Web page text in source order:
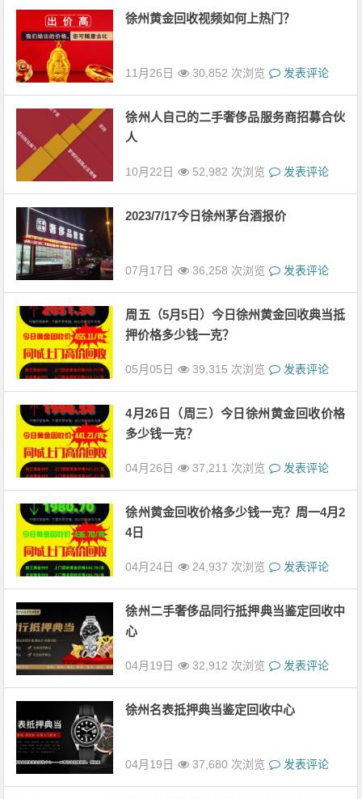
徐州黄金回收视频如何上热门？
11月26日 30,852 次浏览 发表评论
徐州人自己的二手奢侈品服务商招募合伙
人
10月22日 52,982 次浏览 发表评论
2023/7/17今日徐州茅台酒报价
07月17日 36,258 次浏览 发表评论
周五（5月5日）今日徐州黄金回收典当抵
押价格多少钱一克？
05月05日 39,315 次浏览 发表评论
4月26日（周三）今日徐州黄金回收价格
多少钱一克？
04月26日 37,211 次浏览 发表评论
徐州黄金回收价格多少钱一克？周一4月2
4日
04月24日 24,937 次浏览 发表评论
徐州二手奢侈品同行抵押典当鉴定回收中
心
04月19日 32,912 次浏览 发表评论
徐州名表抵押典当鉴定回收中心
04月19日 37,680 次浏览 发表评论